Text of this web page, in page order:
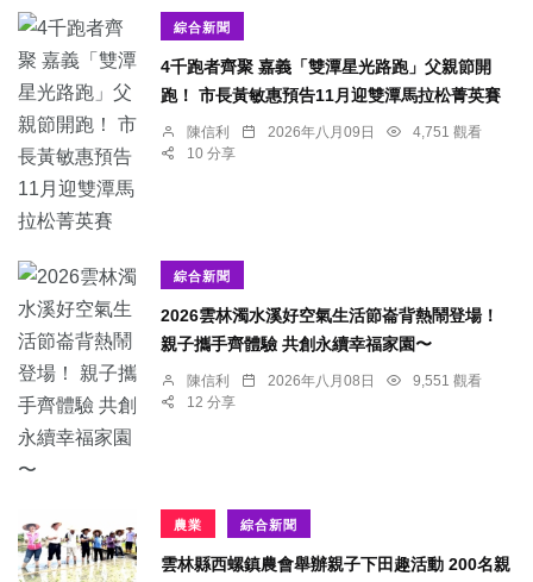
綜合新聞
4千跑者齊聚 嘉義「雙潭星光路跑」父親節開
跑！ 市長黃敏惠預告11月迎雙潭馬拉松菁英賽
陳信利 2026年八月09日
4,751 觀看
10 分享
綜合新聞
2026雲林濁水溪好空氣生活節崙背熱鬧登場！
親子攜手齊體驗 共創永續幸福家園〜
陳信利 2026年八月08日
9,551 觀看
12 分享
農業 綜合新聞
雲林縣西螺鎮農會舉辦親子下田趣活動 200名親